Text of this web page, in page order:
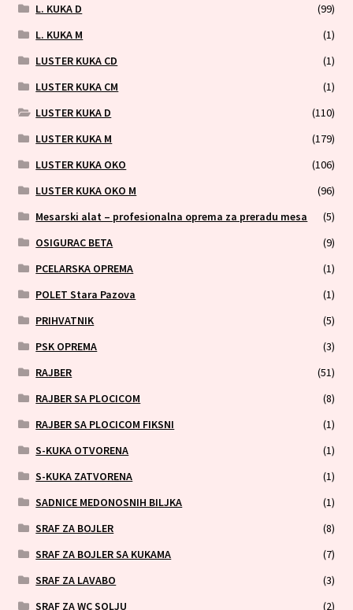
L. KUKA D
(99)
L. KUKA M
(1)
LUSTER KUKA CD
(1)
LUSTER KUKA CM
(1)
LUSTER KUKA D
(110)
LUSTER KUKA M
(179)
LUSTER KUKA OKO
(106)
LUSTER KUKA OKO M
(96)
Mesarski alat – profesionalna oprema za preradu mesa
(5)
OSIGURAC BETA
(9)
PCELARSKA OPREMA
(1)
POLET Stara Pazova
(1)
PRIHVATNIK
(5)
PSK OPREMA
(3)
RAJBER
(51)
RAJBER SA PLOCICOM
(8)
RAJBER SA PLOCICOM FIKSNI
(1)
S-KUKA OTVORENA
(1)
S-KUKA ZATVORENA
(1)
SADNICE MEDONOSNIH BILJKA
(1)
SRAF ZA BOJLER
(8)
SRAF ZA BOJLER SA KUKAMA
(7)
SRAF ZA LAVABO
(3)
SRAF ZA WC SOLJU
(2)